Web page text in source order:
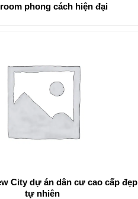
phong cách hiện đại
City dự án dân cư cao cấp đẹp
tự nhiên